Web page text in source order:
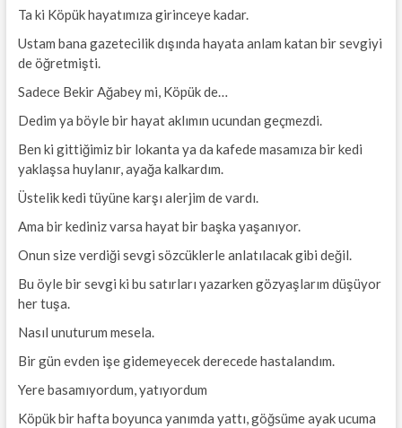
Ta ki Köpük hayatımıza girinceye kadar.
Ustam bana gazetecilik dışında hayata anlam katan bir sevgiyi
de öğretmişti.
Sadece Bekir Ağabey mi, Köpük de…
Dedim ya böyle bir hayat aklımın ucundan geçmezdi.
Ben ki gittiğimiz bir lokanta ya da kafede masamıza bir kedi
yaklaşsa huylanır, ayağa kalkardım.
Üstelik kedi tüyüne karşı alerjim de vardı.
Ama bir kediniz varsa hayat bir başka yaşanıyor.
Onun size verdiği sevgi sözcüklerle anlatılacak gibi değil.
Bu öyle bir sevgi ki bu satırları yazarken gözyaşlarım düşüyor
her tuşa.
Nasıl unuturum mesela.
Bir gün evden işe gidemeyecek derecede hastalandım.
Yere basamıyordum, yatıyordum
Köpük bir hafta boyunca yanımda yattı, göğsüme ayak ucuma